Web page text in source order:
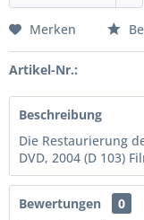
Merken
Artikel-Nr.:
Beschreibung
Die Restaurierung
DVD, 2004 (D 103)
Bewertungen
0